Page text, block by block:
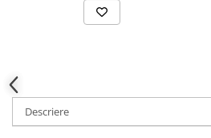
Tablite magetice si accesorii
Descriere